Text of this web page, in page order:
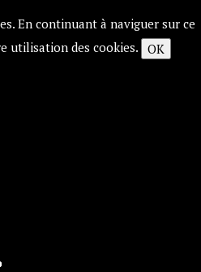
En continuant à naviguer sur ce
utilisation des cookies. OK